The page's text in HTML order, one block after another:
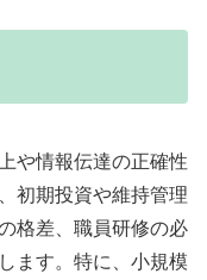
や情報伝達の正確性
初期投資や維持管理
格差、職員研修の必
ます。特に、小規模